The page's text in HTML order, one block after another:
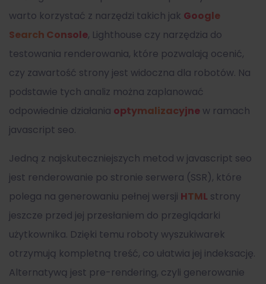
warto korzystać z narzędzi takich jak Google
Search Console, Lighthouse czy narzędzia do
testowania renderowania, które pozwalają ocenić,
czy zawartość strony jest widoczna dla robotów. Na
podstawie tych analiz można zaplanować
odpowiednie działania optymalizacyjne w ramach
javascript seo.
Jedną z najskuteczniejszych metod w javascript seo
jest renderowanie po stronie serwera (SSR), które
polega na generowaniu pełnej wersji HTML strony
jeszcze przed jej przesłaniem do przeglądarki
użytkownika. Dzięki temu roboty wyszukiwarek
otrzymują kompletną treść, co ułatwia jej indeksację.
Alternatywą jest pre-rendering, czyli generowanie